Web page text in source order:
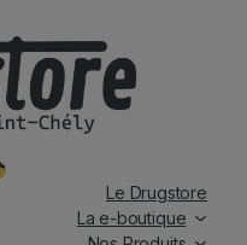
Le Drugstore
La e-boutique